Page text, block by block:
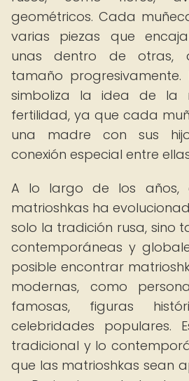
geométricos. Cada
varias piezas que
unas dentro de otras,
tamaño progresivamente.
simboliza la idea de la
fertilidad, ya que cada
una madre con sus
conexión especial entre
A lo largo de los años,
matrioshkas ha
solo la tradición rusa, sino
contemporáneas y
posible encontrar
modernas, como
famosas, figuras
celebridades populares.
tradicional y lo
que las matrioshkas sean